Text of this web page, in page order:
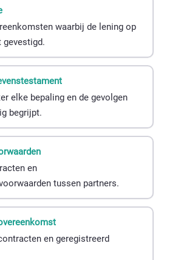
waarbij de lening op
gevestigd.
elke bepaling en de gevolgen
begrijpt.
en
tussen partners.
en geregistreerd